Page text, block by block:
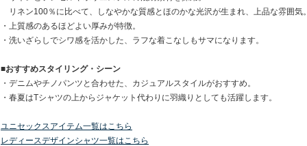
リネン100％に比べて、しなやかな質感とほのかな光沢が生まれ、上品な雰囲気。
・上質感のあるほどよい厚みが特徴。
・洗いざらしでシワ感を活かした、ラフな着こなしもサマになります。
■おすすめスタイリング・シーン
・デニムやチノパンツと合わせた、カジュアルスタイルがおすすめ。
・春夏はTシャツの上からジャケット代わりに羽織りとしても活躍します。
ユニセックスアイテム一覧はこちら
レディースデザインシャツ一覧はこちら